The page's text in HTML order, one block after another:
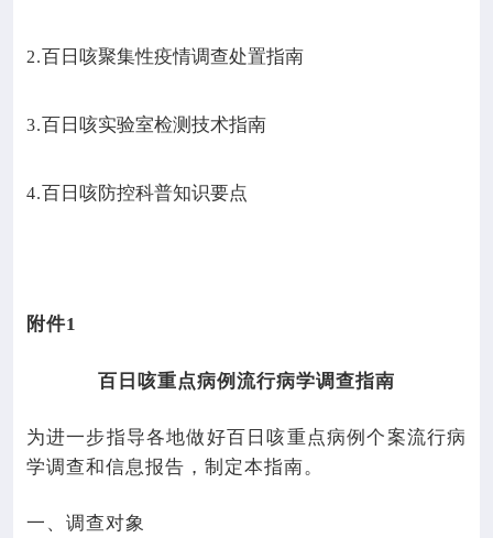
2.百日咳聚集性疫情调查处置指南
3.百日咳实验室检测技术指南
4.百日咳防控科普知识要点
附件1
百日咳重点病例流行病学调查指南
为进一步指导各地做好百日咳重点病例个案流行病
学调查和信息报告，制定本指南。
一、调查对象